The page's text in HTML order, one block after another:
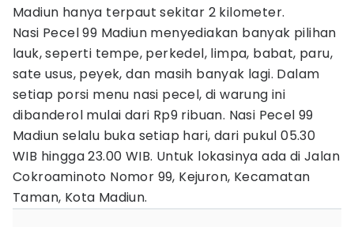
Madiun hanya terpaut sekitar 2 kilometer.
Nasi Pecel 99 Madiun menyediakan banyak pilihan
lauk, seperti tempe, perkedel, limpa, babat, paru,
sate usus, peyek, dan masih banyak lagi. Dalam
setiap porsi menu nasi pecel, di warung ini
dibanderol mulai dari Rp9 ribuan. Nasi Pecel 99
Madiun selalu buka setiap hari, dari pukul 05.30
WIB hingga 23.00 WIB. Untuk lokasinya ada di Jalan
Cokroaminoto Nomor 99, Kejuron, Kecamatan
Taman, Kota Madiun.